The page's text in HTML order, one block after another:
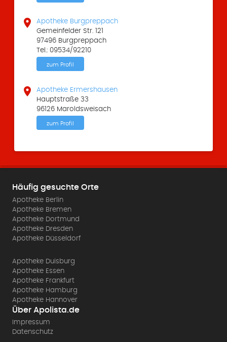

Apotheke Burgpreppach
Gemeinfelder Str. 121
97496 Burgpreppach
Tel.: 09534/92210
zum Profil

Apotheke Ermershausen
Hauptstraße 33
96126 Maroldsweisach
zum Profil
Häufig gesuchte Orte
Apotheke Berlin
Apotheke Bremen
Apotheke Dortmund
Apotheke Dresden
Apotheke Düsseldorf
Apotheke Duisburg
Apotheke Essen
Apotheke Frankfurt
Apotheke Hamburg
Apotheke Hannover
Über Apolista.de
Impressum
Datenschutz